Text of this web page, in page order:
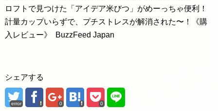
ロフトで見つけた「アイデア米びつ」がめーっちゃ便利！
計量カップいらずで、プチストレスが解消された〜！《購
入レビュー》 BuzzFeed Japan
シェアする
error 0 0